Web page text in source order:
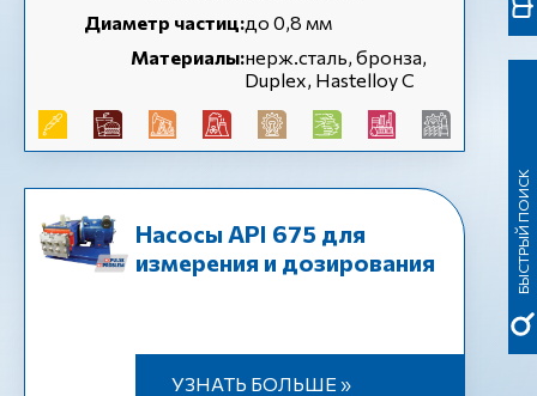
Диаметр частиц:до 0,8 мм
Материалы:нерж.сталь, бронза,
Duplex, Hastelloy C
Насосы API 675 для
измерения и дозирования
УЗНАТЬ БОЛЬШЕ »
БЫСТРЫЙ ПОИСК